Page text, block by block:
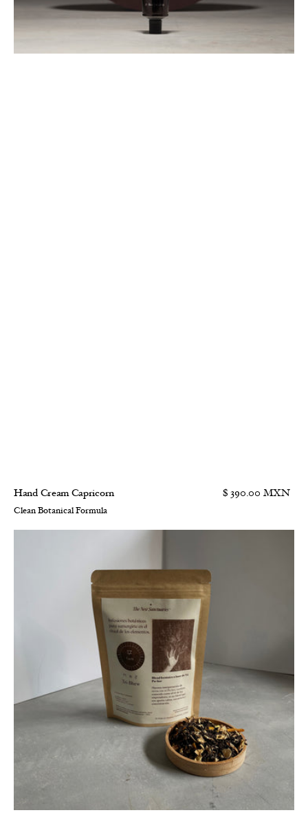
Hand Cream Capricorn $ 390.00 MXN
Clean Botanical Formula